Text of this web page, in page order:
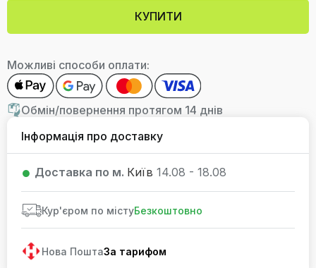
КУПИТИ
Можливі способи оплати:
Обмін/повернення протягом 14 днів
Інформація про доставку
Доставка по м. Київ 14.08 - 18.08
Кур'єром по містуБезкоштовно
Нова ПоштаЗа тарифом